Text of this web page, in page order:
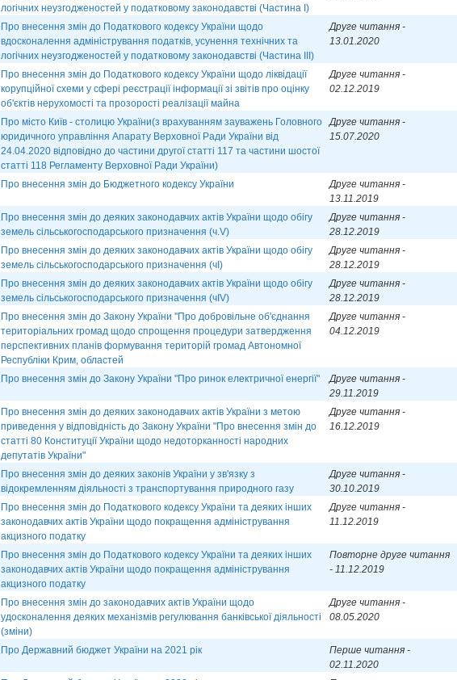
логічних неузгодженостей у податковому законодавстві (Частина І)
Про внесення змін до Податкового кодексу України щодо
вдосконалення адміністрування податків, усунення технічних та
логічних неузгодженостей у податковому законодавстві (Частина ІІІ)
Друге читання -
13.01.2020
Про внесення змін до Податкового кодексу України щодо ліквідації
корупційної схеми у сфері реєстрації інформації зі звітів про оцінку
об'єктів нерухомості та прозорості реалізації майна
Друге читання -
02.12.2019
Про місто Київ - столицю України(з врахуванням зауважень Головного
юридичного управління Апарату Верховної Ради України від
24.04.2020 відповідно до частини другої статті 117 та частини шостої
статті 118 Регламенту Верховної Ради України)
Друге читання -
15.07.2020
Про внесення змін до Бюджетного кодексу України
Друге читання -
13.11.2019
Про внесення змін до деяких законодавчих актів України щодо обігу
земель сільськогосподарського призначення (ч.V)
Друге читання -
28.12.2019
Про внесення змін до деяких законодавчих актів України щодо обігу
земель сільськогосподарського призначення (чІ)
Друге читання -
28.12.2019
Про внесення змін до деяких законодавчих актів України щодо обігу
земель сільськогосподарського призначення (чІV)
Друге читання -
28.12.2019
Про внесення змін до Закону України ''Про добровільне об'єднання
територіальних громад щодо спрощення процедури затвердження
перспективних планів формування територій громад Автономної
Республіки Крим, областей
Друге читання -
04.12.2019
Про внесення змін до Закону України "Про ринок електричної енергії"
Друге читання -
29.11.2019
Про внесення змін до деяких законодавчих актів України з метою
приведення у відповідність до Закону України "Про внесення змін до
статті 80 Конституції України щодо недоторканності народних
депутатів України"
Друге читання -
16.12.2019
Про внесення змін до деяких законів України у зв'язку з
відокремленням діяльності з транспортування природного газу
Друге читання -
30.10.2019
Про внесення змін до Податкового кодексу України та деяких інших
законодавчих актів України щодо покращення адміністрування
акцизного податку
Друге читання -
11.12.2019
Про внесення змін до Податкового кодексу України та деяких інших
законодавчих актів України щодо покращення адміністрування
акцизного податку
Повторне друге читання
- 11.12.2019
Про внесення змін до законодавчих актів України щодо
удосконалення деяких механізмів регулювання банківської діяльності
(зміни)
Друге читання -
08.05.2020
Про Державний бюджет України на 2021 рік
Перше читання -
02.11.2020